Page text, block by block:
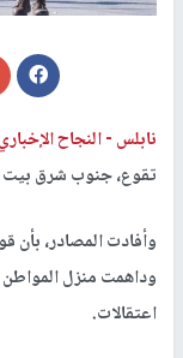
نابلس -النجاح
تقوع، جنوب شرق
وأفادت المصادر،
وداهمت منزل
اعتقالات.